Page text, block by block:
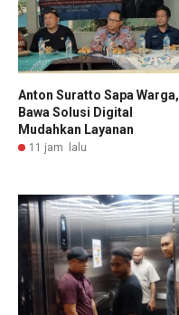
Anton Suratto Sapa Warga,
Bawa Solusi Digital
Mudahkan Layanan
11 jam lalu